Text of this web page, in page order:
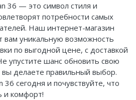
36 — это символ стиля и
потребности самых
Наш интернет-магазин
вам уникальную возможность
по выгодной цене, с доставкой
упустите шанс обновить свою
делаете правильный выбор.
36 сегодня и почувствуйте, что
и комфорт!